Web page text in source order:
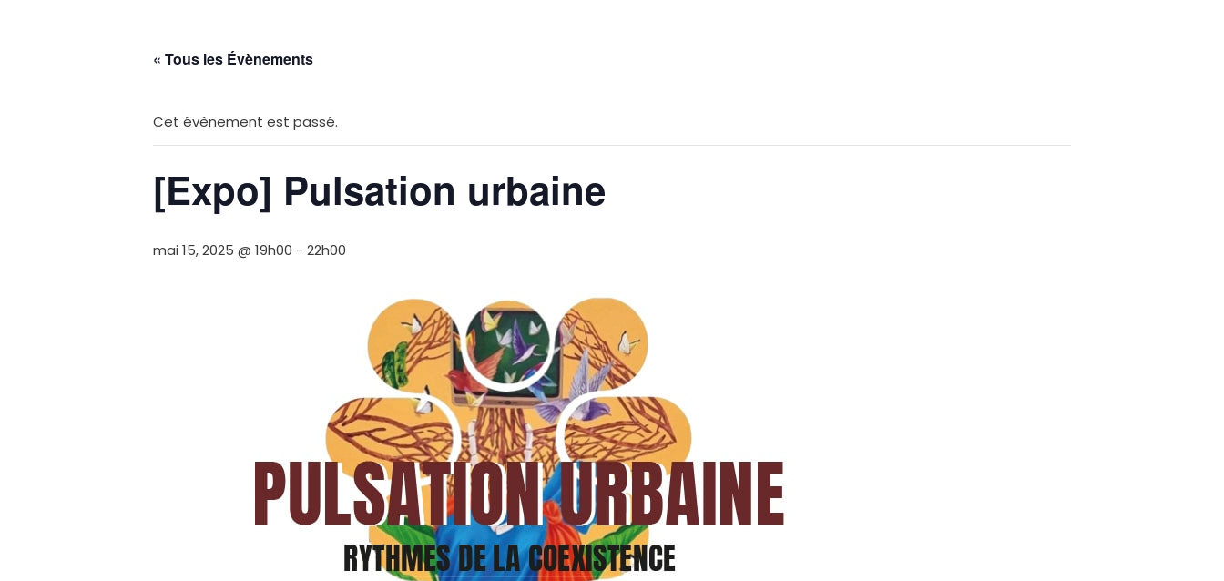
« Tous les Évènements
Cet évènement est passé.
[Expo] Pulsation urbaine
mai 15, 2025 @ 19h00 - 22h00